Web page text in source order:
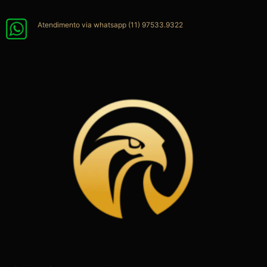
para
Atendimento via whatsapp (11) 97533.9322